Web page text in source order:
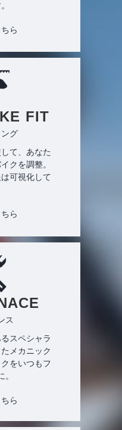
ら
FIT
グ
て、あなた
クを調整。
可視化して
ら
ス
スペシャラ
メカニック
をいつもフ
。
ら